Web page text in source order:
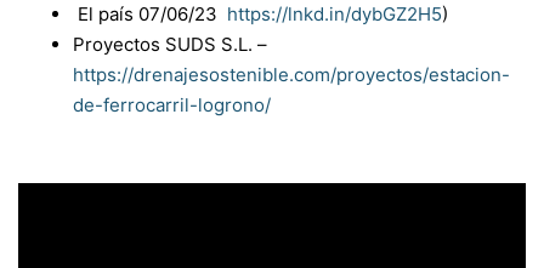
El país 07/06/23 https://lnkd.in/dybGZ2H5)
Proyectos SUDS S.L. –
https://drenajesostenible.com/proyectos/estacion-
de-ferrocarril-logrono/